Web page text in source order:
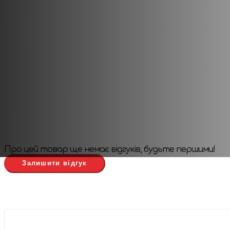
Про цей товар ще немає відгуків, будьте першими!
Залишити відгук